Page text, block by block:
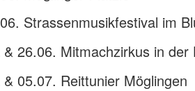
Strassenmusikfestival im
26.06. Mitmachzirkus in der
& 05.07. Reittunier Möglingen